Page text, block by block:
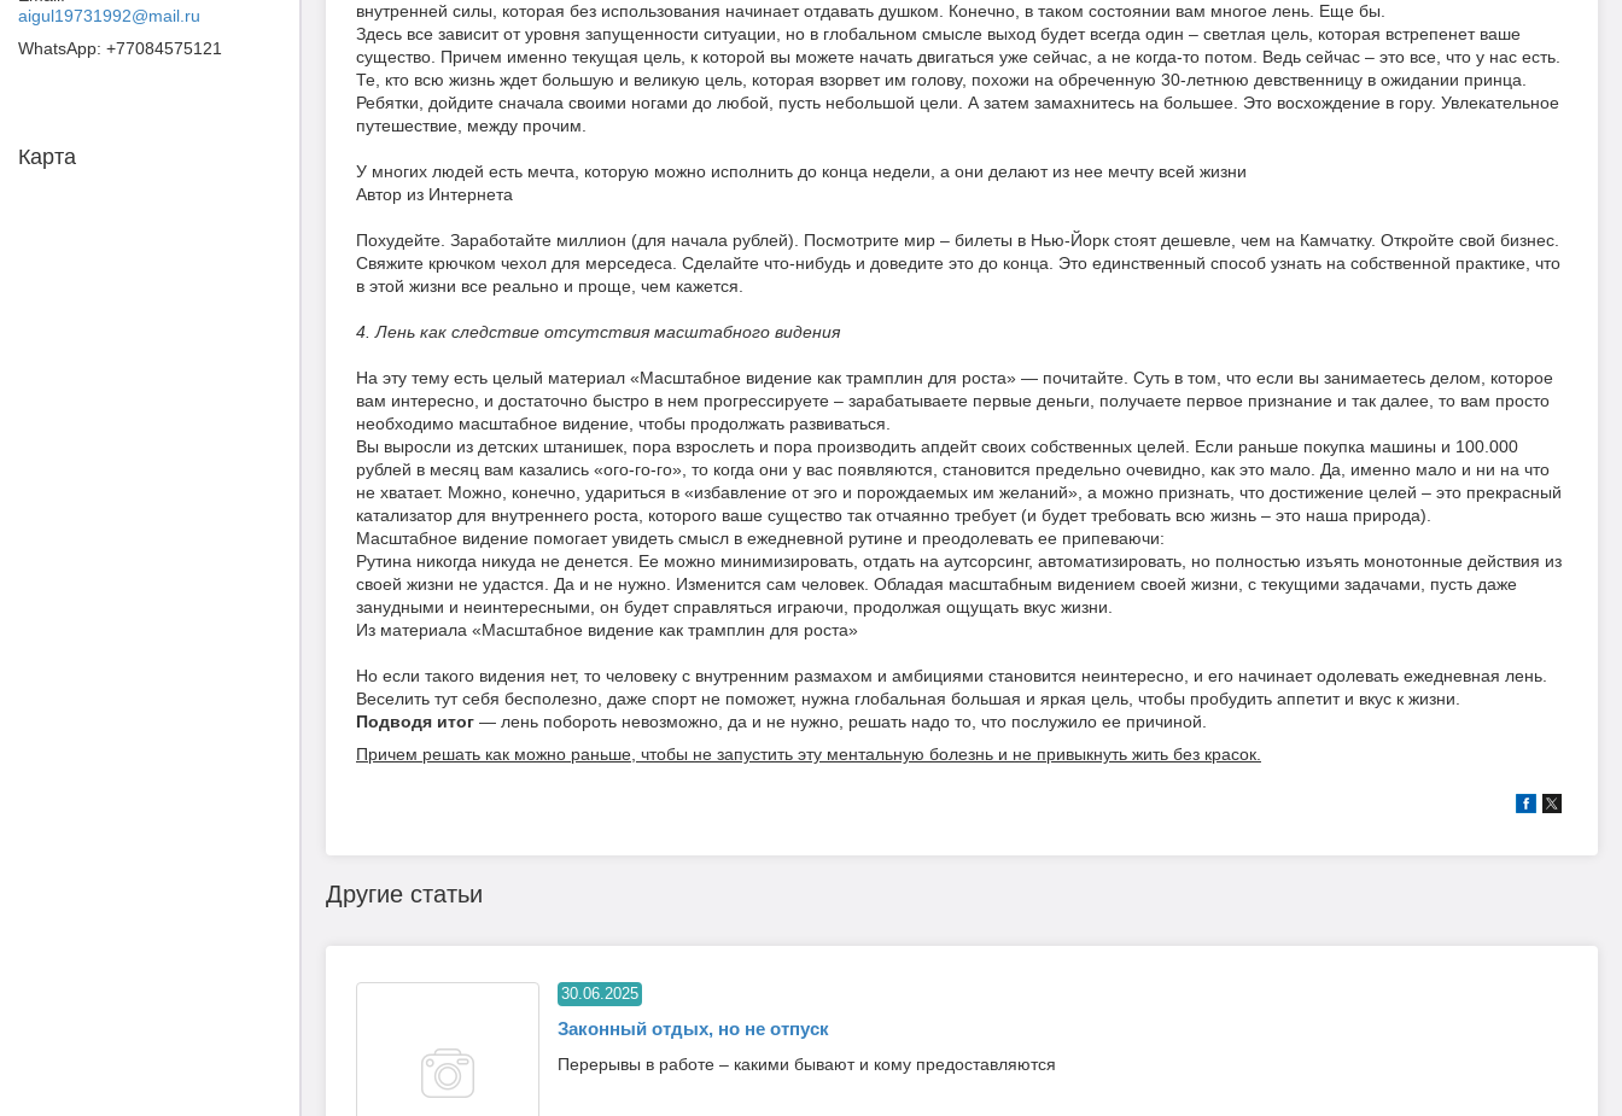
внутренней силы, которая без использования начинает отдавать душком. Конечно, в таком состоянии вам многое лень. Еще бы.
Здесь все зависит от уровня запущенности ситуации, но в глобальном смысле выход будет всегда один – светлая цель, которая встрепенет ваше
существо. Причем именно текущая цель, к которой вы можете начать двигаться уже сейчас, а не когда-то потом. Ведь сейчас – это все, что у нас есть.
Те, кто всю жизнь ждет большую и великую цель, которая взорвет им голову, похожи на обреченную 30-летнюю девственницу в ожидании принца.
Ребятки, дойдите сначала своими ногами до любой, пусть небольшой цели. А затем замахнитесь на большее. Это восхождение в гору. Увлекательное
путешествие, между прочим.
У многих людей есть мечта, которую можно исполнить до конца недели, а они делают из нее мечту всей жизни
Автор из Интернета
Похудейте. Заработайте миллион (для начала рублей). Посмотрите мир – билеты в Нью-Йорк стоят дешевле, чем на Камчатку. Откройте свой бизнес.
Свяжите крючком чехол для мерседеса. Сделайте что-нибудь и доведите это до конца. Это единственный способ узнать на собственной практике, что
в этой жизни все реально и проще, чем кажется.
4. Лень как следствие отсутствия масштабного видения
На эту тему есть целый материал «Масштабное видение как трамплин для роста» — почитайте. Суть в том, что если вы занимаетесь делом, которое
вам интересно, и достаточно быстро в нем прогрессируете – зарабатываете первые деньги, получаете первое признание и так далее, то вам просто
необходимо масштабное видение, чтобы продолжать развиваться.
Вы выросли из детских штанишек, пора взрослеть и пора производить апдейт своих собственных целей. Если раньше покупка машины и 100.000
рублей в месяц вам казались «ого-го-го», то когда они у вас появляются, становится предельно очевидно, как это мало. Да, именно мало и ни на что
не хватает. Можно, конечно, удариться в «избавление от эго и порождаемых им желаний», а можно признать, что достижение целей – это прекрасный
катализатор для внутреннего роста, которого ваше существо так отчаянно требует (и будет требовать всю жизнь – это наша природа).
Масштабное видение помогает увидеть смысл в ежедневной рутине и преодолевать ее припеваючи:
Рутина никогда никуда не денется. Ее можно минимизировать, отдать на аутсорсинг, автоматизировать, но полностью изъять монотонные действия из
своей жизни не удастся. Да и не нужно. Изменится сам человек. Обладая масштабным видением своей жизни, с текущими задачами, пусть даже
занудными и неинтересными, он будет справляться играючи, продолжая ощущать вкус жизни.
Из материала «Масштабное видение как трамплин для роста»
Но если такого видения нет, то человеку с внутренним размахом и амбициями становится неинтересно, и его начинает одолевать ежедневная лень.
Веселить тут себя бесполезно, даже спорт не поможет, нужна глобальная большая и яркая цель, чтобы пробудить аппетит и вкус к жизни.
Подводя итог — лень побороть невозможно, да и не нужно, решать надо то, что послужило ее причиной.
Причем решать как можно раньше, чтобы не запустить эту ментальную болезнь и не привыкнуть жить без красок.
Другие статьи
30.06.2025
Законный отдых, но не отпуск
Перерывы в работе – какими бывают и кому предоставляются
aigul19731992@mail.ru
+77084575121
Карта